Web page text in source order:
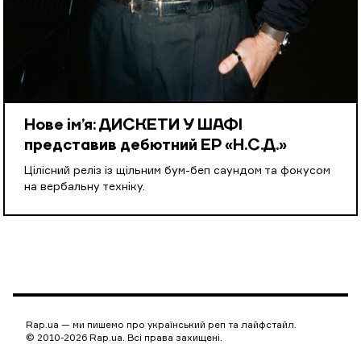
Нове ім’я: ДИСКЕТИ У ШАФІ
представив дебютний EP «Н.С.Д.»
Цілісний реліз із щільним бум-беп саундом та фокусом
на вербальну техніку.
Rap.ua — ми пишемо про український реп та лайфстайл.
© 2010-2026 Rap.ua. Всі права захищені.